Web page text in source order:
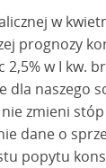
w
prognozy
w I kw.
dla naszego
zmieni
dane o
popytu